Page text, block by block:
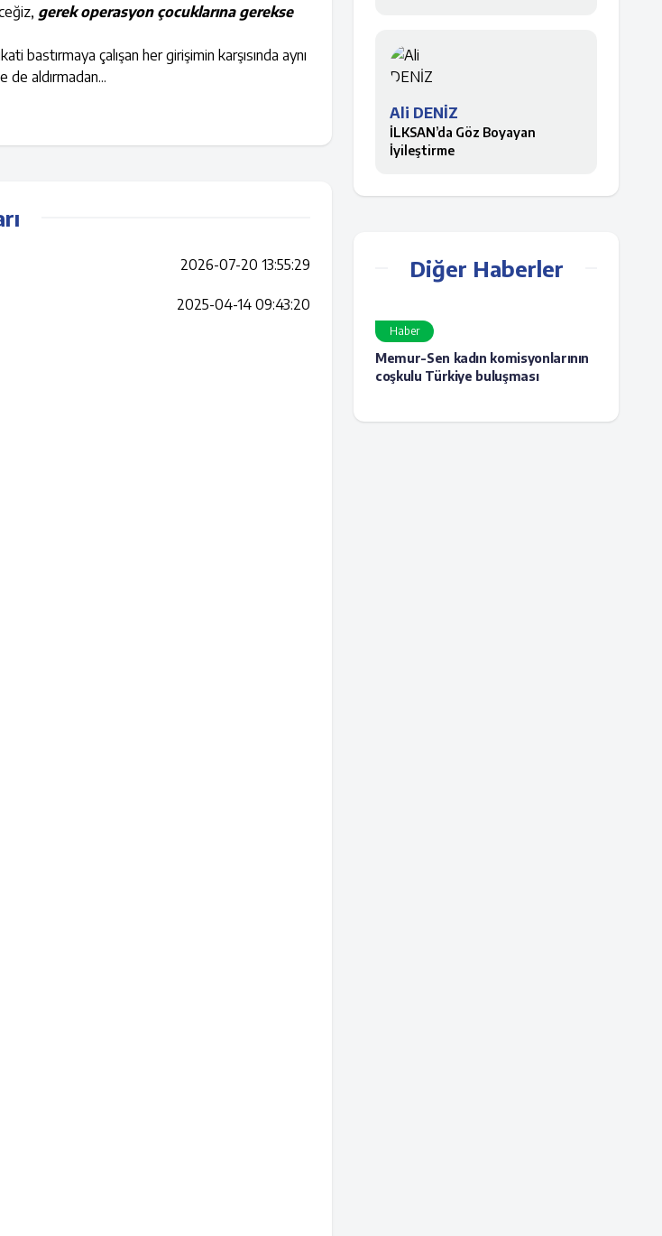
gerek operasyon çocuklarına gerekse
çalışan her girişimin karşısında aynı
de aldırmadan...
2026-07-20 13:55:29
2025-04-14 09:43:20
Ali DENİZ
İLKSAN’da Göz Boyayan
İyileştirme
Diğer Haberler
Haber
Memur-Sen kadın komisyonlarının
coşkulu Türkiye buluşması